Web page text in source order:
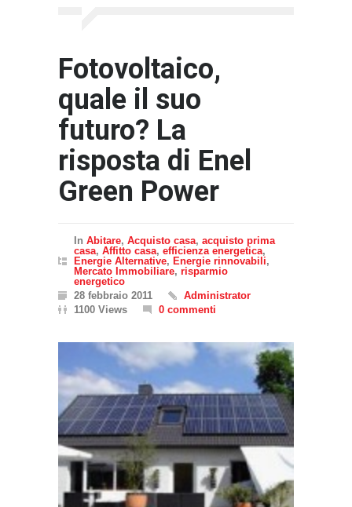
Fotovoltaico,
quale il suo
futuro? La
risposta di Enel
Green Power
In Abitare, Acquisto casa, acquisto prima
casa, Affitto casa, efficienza energetica,
Energie Alternative, Energie rinnovabili,
Mercato Immobiliare, risparmio
energetico
28 febbraio 2011
Administrator
1100 Views
0 commenti